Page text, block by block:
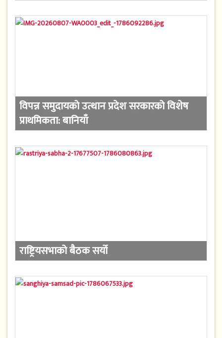
विपन्न समुदायको उत्थान प्रदेश सरकारको विशेष
प्राथमिकता: बानियाँ
राष्ट्रियसभाको बैठक सर्यो